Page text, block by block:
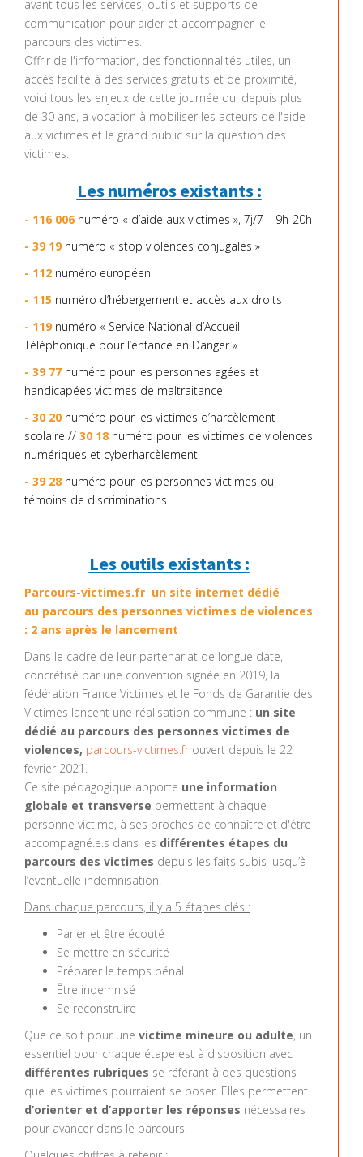
avant tous les services, outils et supports de
communication pour aider et accompagner le
parcours des victimes.
Offrir de l'information, des fonctionnalités utiles, un
accès facilité à des services gratuits et de proximité,
voici tous les enjeux de cette journée qui depuis plus
de 30 ans, a vocation à mobiliser les acteurs de l'aide
aux victimes et le grand public sur la question des
victimes.
Les numéros existants :
- 116 006 numéro « d’aide aux victimes », 7j/7 – 9h-20h
- 39 19 numéro « stop violences conjugales »
- 112 numéro européen
- 115 numéro d’hébergement et accès aux droits
- 119 numéro « Service National d’Accueil
Téléphonique pour l’enfance en Danger »
- 39 77 numéro pour les personnes agées et
handicapées victimes de maltraitance
- 30 20 numéro pour les victimes d’harcèlement
scolaire // 30 18 numéro pour les victimes de violences
numériques et cyberharcèlement
- 39 28 numéro pour les personnes victimes ou
témoins de discriminations
Les outils existants :
Parcours-victimes.fr un site internet dédié
au parcours des personnes victimes de violences
: 2 ans après le lancement
Dans le cadre de leur partenariat de longue date,
concrétisé par une convention signée en 2019, la
fédération France Victimes et le Fonds de Garantie des
Victimes lancent une réalisation commune : un site
dédié au parcours des personnes victimes de
violences, parcours-victimes.fr ouvert depuis le 22
février 2021.
Ce site pédagogique apporte une information
globale et transverse permettant à chaque
personne victime, à ses proches de connaître et d'être
accompagné.e.s dans les différentes étapes du
parcours des victimes depuis les faits subis jusqu’à
l’éventuelle indemnisation.
Dans chaque parcours, il y a 5 étapes clés :
Parler et être écouté
Se mettre en sécurité
Préparer le temps pénal
Être indemnisé
Se reconstruire
Que ce soit pour une victime mineure ou adulte, un
essentiel pour chaque étape est à disposition avec
différentes rubriques se référant à des questions
que les victimes pourraient se poser. Elles permettent
d’orienter et d’apporter les réponses nécessaires
pour avancer dans le parcours.